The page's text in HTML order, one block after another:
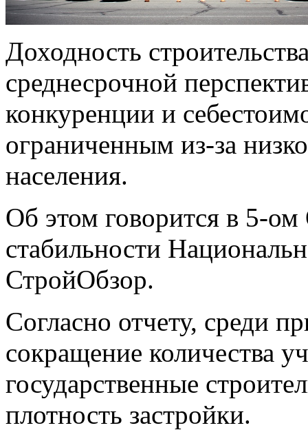
Доходность
среднесрочной
конкуренции и
ограниченным из-за
населения.
Об этом говорится в 5-
стабильности
СтройОбзор.
Согласно отчету, среди
сокращение количества
государственные
плотность застройки.